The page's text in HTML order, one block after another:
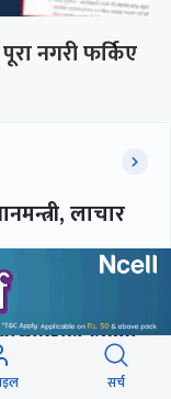
नगरी फर्किए
लाचार
ऐनको
सक्दैन’
सर्च